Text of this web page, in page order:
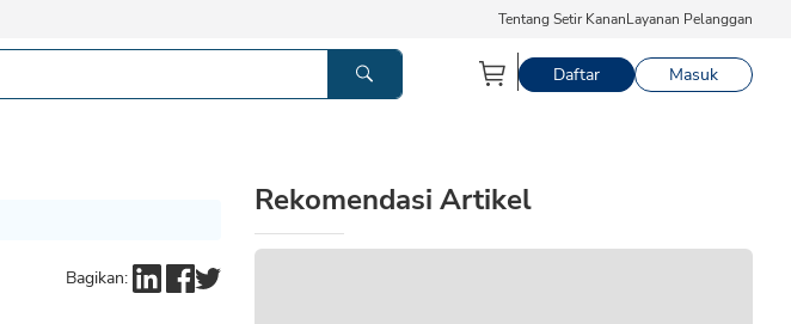
Tentang Setir KananLayanan Pelanggan
Daftar Masuk
Bagikan:
Rekomendasi Artikel